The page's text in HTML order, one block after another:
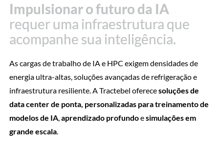
Impulsionar o futuro da IA
requer uma infraestrutura que
acompanhe sua inteligência.
Impulsionar o futuro da IA
requer uma infraestrutura que
acompanhe sua inteligência.
As cargas de trabalho de IA e HPC exigem densidades de
energia ultra-altas, soluções avançadas de refrigeração e
infraestrutura resiliente. A Tractebel oferecesoluções de
data center de ponta, personalizadas para treinamento de
modelos de IA,aprendizado profundoesimulações em
grande escala.